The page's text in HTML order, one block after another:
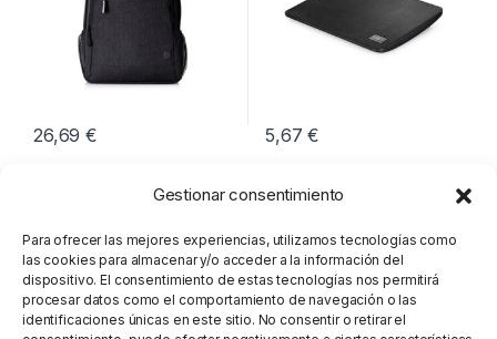
Gestionar consentimiento
Para ofrecer las mejores experiencias, utilizamos tecnologías como
las cookies para almacenar y/o acceder a la información del
dispositivo. El consentimiento de estas tecnologías nos permitirá
procesar datos como el comportamiento de navegación o las
identificaciones únicas en este sitio. No consentir o retirar el
26,69€ 5,67€